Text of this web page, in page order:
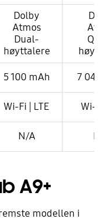
Dolby
Atmos
Dual-
høyttalere
5 100 mAh 7 040
Wi-Fi | LTE Wi-Fi |
N/A N/A
A9+
modellen i